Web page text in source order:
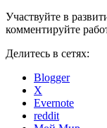
Участвуйте в
комментируйте
Делитесь в сетях:
Blogger
X
Evernote
reddit